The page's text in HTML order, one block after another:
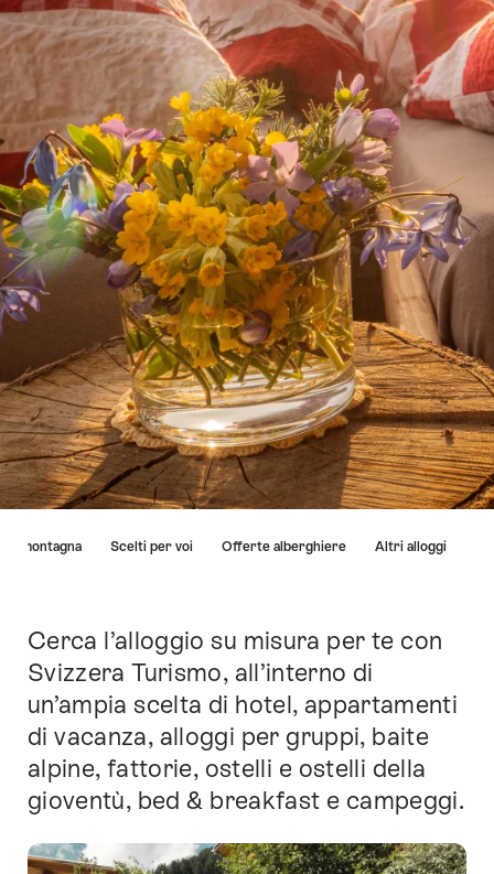
conducono
direttamente
ai
punti
di
di
questo
di montagna Scelti per voi Offerte alberghiere Altri alloggi
Introduzione
Cerca l’alloggio su misura per te con
Svizzera Turismo, all’interno di
un’ampia scelta di hotel, appartamenti
di vacanza, alloggi per gruppi, baite
alpine, fattorie, ostelli e ostelli della
gioventù, bed & breakfast e campeggi.